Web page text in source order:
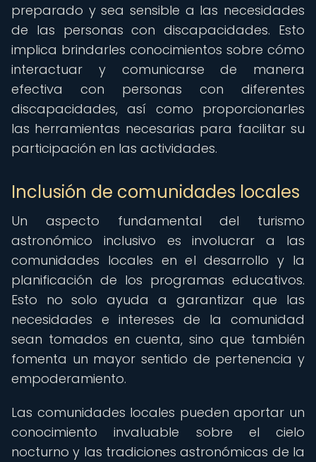
preparado y sea sensible a las necesidades
de las personas con discapacidades. Esto
implica brindarles conocimientos sobre cómo
interactuar y comunicarse de manera
efectiva con personas con diferentes
discapacidades, así como proporcionarles
las herramientas necesarias para facilitar su
participación en las actividades.
Inclusión de comunidades locales
Un aspecto fundamental del turismo
astronómico inclusivo es involucrar a las
comunidades locales en el desarrollo y la
planificación de los programas educativos.
Esto no solo ayuda a garantizar que las
necesidades e intereses de la comunidad
sean tomados en cuenta, sino que también
fomenta un mayor sentido de pertenencia y
empoderamiento.
Las comunidades locales pueden aportar un
conocimiento invaluable sobre el cielo
nocturno y las tradiciones astronómicas de la